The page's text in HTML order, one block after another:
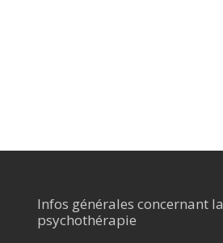
Infos générales concernant la
psychothérapie